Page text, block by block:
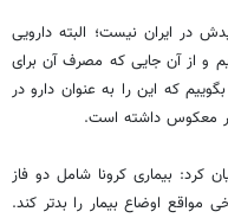
در ایران نیست؛ البته دارویی
و از آن جایی که مصرف آن برای
که این را به عنوان دارو در
معکوس داشته است.
کووید ۱۹ در ادامه بیان کرد: بیماری کرونا شامل دو فاز
مواقع اوضاع بیمار را بدتر کند.